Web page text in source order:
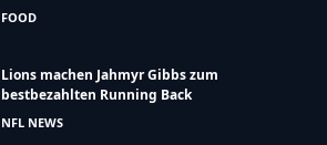
FOOD
Lions machen Jahmyr Gibbs zum
bestbezahlten Running Back
NFL NEWS